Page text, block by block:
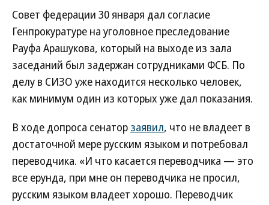
Совет федерации 30 января дал согласие
Генпрокуратуре на уголовное преследование
Рауфа Арашукова, который на выходе из зала
заседаний был задержан сотрудниками ФСБ. По
делу в СИЗО уже находится несколько человек,
как минимум один из которых уже дал показания.
В ходе допроса сенатор заявил, что не владеет в
достаточной мере русским языком и потребовал
переводчика. «И что касается переводчика — это
все ерунда, при мне он переводчика не просил,
русским языком владеет хорошо. Переводчик